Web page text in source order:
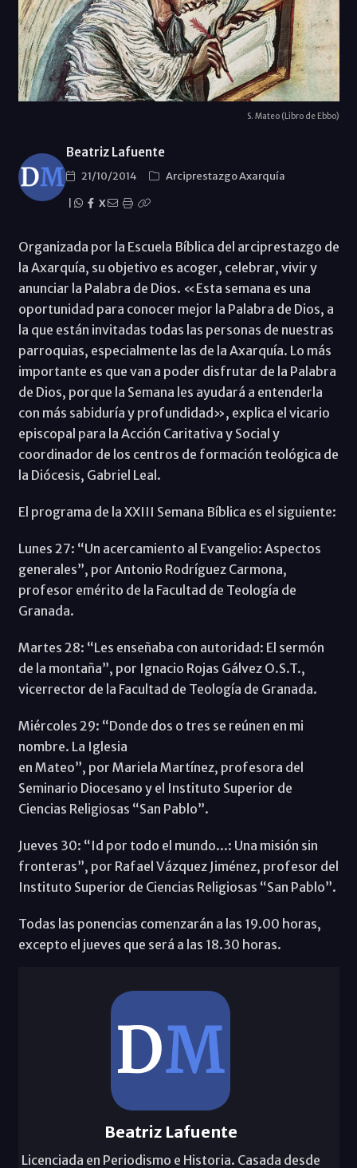
S. Mateo (Libro de Ebbo)
Beatriz Lafuente
21/10/2014
Arciprestazgo Axarquía
X
Organizada por la Escuela Bíblica del arciprestazgo de
la Axarquía, su objetivo es acoger, celebrar, vivir y
anunciar la Palabra de Dios. «Esta semana es una
oportunidad para conocer mejor la Palabra de Dios, a
la que están invitadas todas las personas de nuestras
parroquias, especialmente las de la Axarquía. Lo más
importante es que van a poder disfrutar de la Palabra
de Dios, porque la Semana les ayudará a entenderla
con más sabiduría y profundidad», explica el vicario
episcopal para la Acción Caritativa y Social y
coordinador de los centros de formación teológica de
la Diócesis, Gabriel Leal.
El programa de la XXIII Semana Bíblica es el siguiente:
Lunes 27: “Un acercamiento al Evangelio: Aspectos
generales”, por Antonio Rodríguez Carmona,
profesor emérito de la Facultad de Teología de
Granada.
Martes 28: “Les enseñaba con autoridad: El sermón
de la montaña”, por Ignacio Rojas Gálvez O.S.T.,
vicerrector de la Facultad de Teología de Granada.
Miércoles 29: “Donde dos o tres se reúnen en mi
nombre. La Iglesia
en Mateo”, por Mariela Martínez, profesora del
Seminario Diocesano y el Instituto Superior de
Ciencias Religiosas “San Pablo”.
Jueves 30: “Id por todo el mundo...: Una misión sin
fronteras”, por Rafael Vázquez Jiménez, profesor del
Instituto Superior de Ciencias Religiosas “San Pablo”.
Todas las ponencias comenzarán a las 19.00 horas,
excepto el jueves que será a las 18.30 horas.
Beatriz Lafuente
Licenciada en Periodismo e Historia. Casada desde